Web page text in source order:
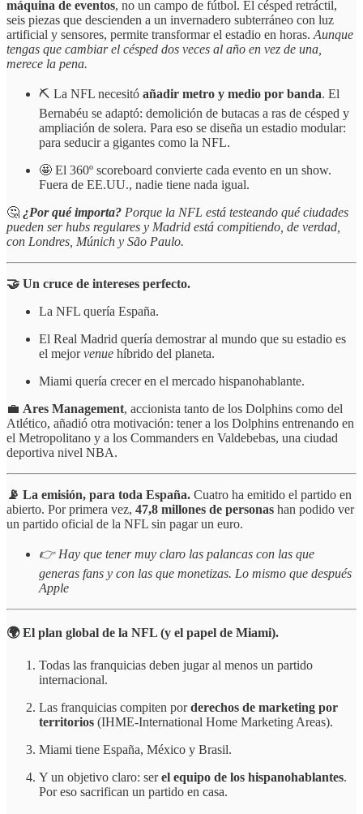
máquina de eventos, no un campo de fútbol. El césped retráctil,
seis piezas que descienden a un invernadero subterráneo con luz
artificial y sensores, permite transformar el estadio en horas. Aunque
tengas que cambiar el césped dos veces al año en vez de una,
merece la pena.
⛏️ La NFL necesitó añadir metro y medio por banda. El
Bernabéu se adaptó: demolición de butacas a ras de césped y
ampliación de solera. Para eso se diseña un estadio modular:
para seducir a gigantes como la NFL.
🤩 El 360º scoreboard convierte cada evento en un show.
Fuera de EE.UU., nadie tiene nada igual.
🤔 ¿Por qué importa? Porque la NFL está testeando qué ciudades
pueden ser hubs regulares y Madrid está compitiendo, de verdad,
con Londres, Múnich y São Paulo.
🤝 Un cruce de intereses perfecto.
La NFL quería España.
El Real Madrid quería demostrar al mundo que su estadio es
el mejorvenue híbrido del planeta.
Miami quería crecer en el mercado hispanohablante.
💼 Ares Management, accionista tanto de los Dolphins como del
Atlético, añadió otra motivación: tener a los Dolphins entrenando en
el Metropolitano y a los Commanders en Valdebebas, una ciudad
deportiva nivel NBA.
📡 La emisión, para toda España. Cuatro ha emitido el partido en
abierto. Por primera vez, 47,8 millones de personas han podido ver
un partido oficial de la NFL sin pagar un euro.
👉 Hay que tener muy claro las palancas con las que
generas fans y con las que monetizas. Lo mismo que después
Apple
🌍 El plan global de la NFL (y el papel de Miami).
Todas las franquicias deben jugar al menos un partido
internacional.
Las franquicias compiten porderechos de marketing por
territorios (IHME-International Home Marketing Areas).
Miami tiene España, México y Brasil.
Y un objetivo claro: serel equipo de los hispanohablantes.
Por eso sacrifican un partido en casa.